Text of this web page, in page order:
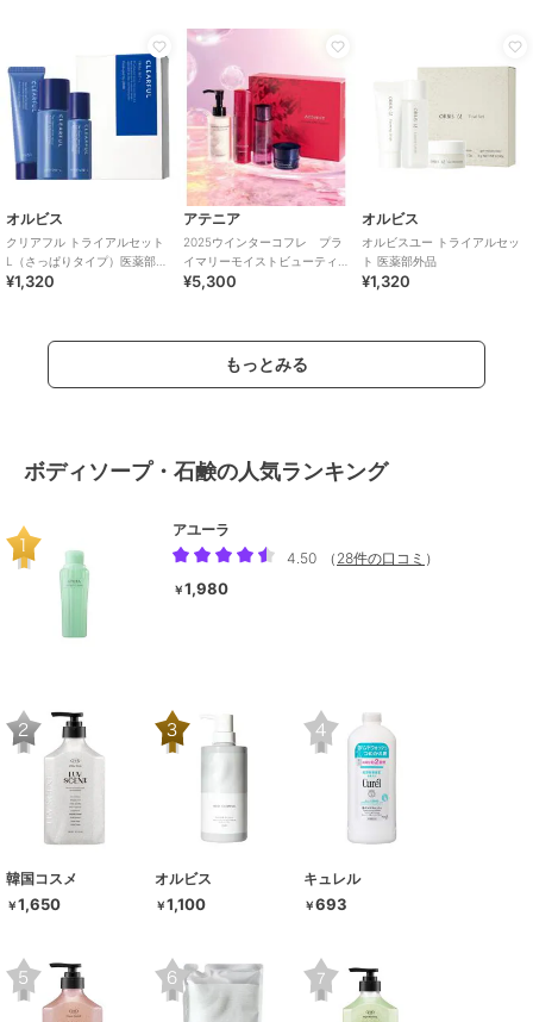
オルビス
クリアフル トライアルセット
L（さっぱりタイプ）医薬部外
品
¥1,320
アテニア
2025ウインターコフレ プラ
イマリーモイストビューティ
ー
¥5,300
オルビス
オルビスユー トライアルセッ
ト 医薬部外品
¥1,320
もっとみる
ボディソープ・石鹸の人気ランキング
アユーラ
4.50
（ 28件の口コミ ）
￥1,980
韓国コスメ
￥1,650
オルビス
￥1,100
キュレル
￥693